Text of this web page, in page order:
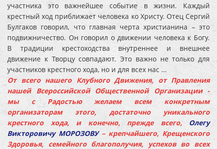
участника это важнейшее событие в жизни. Каждый
крестный ход приближает человека ко Христу. Отец Сергий
Булгаков говорил, что главная черта христианина – это
подвижничество. Он говорил о движении человека к Богу.
В традиции крестоходства внутреннее и внешнее
движение к Творцу совпадают. Это важно не только для
участников крестного хода, но и для всех нас …
От всего нашего Клубного Движения, от Правления
нашей Всероссийской Общественной Организации -
мы с Радостью желаем всем конкретным
организаторам этого, достаточно уникального
крестного хода, и конечно, прежде всего, Олегу
Викторовичу МОРОЗОВУ – крепчайшего, Крещенского
Здоровья, семейного благополучия, успехов во всех